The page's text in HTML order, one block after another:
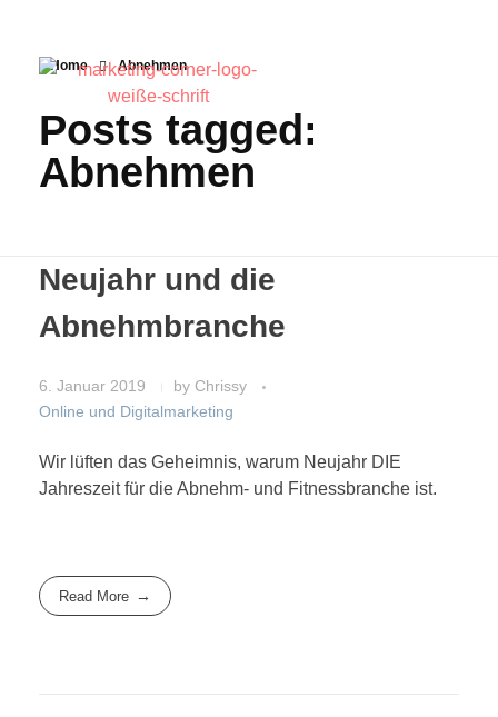
Home Abnehmen
Posts tagged:
Abnehmen
Neujahr und die
Abnehmbranche
6. Januar 2019 by Chrissy
Online und Digitalmarketing
Wir lüften das Geheimnis, warum Neujahr DIE
Jahreszeit für die Abnehm- und Fitnessbranche ist.
Read More